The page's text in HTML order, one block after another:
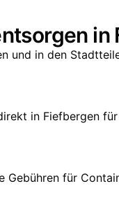
in
und in den
in Fiefbergen
für